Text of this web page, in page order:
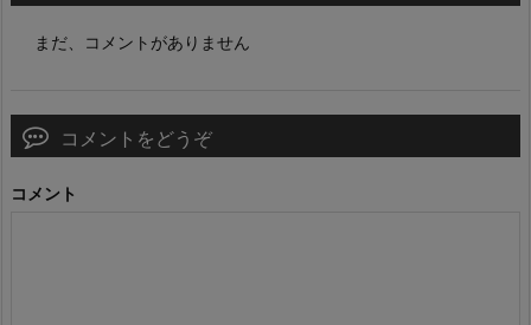
まだ、コメントがありません
コメントをどうぞ
コメント